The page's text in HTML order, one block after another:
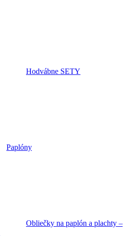
Hodvábne SETY
Paplóny
Obliečky na paplón a plachty –